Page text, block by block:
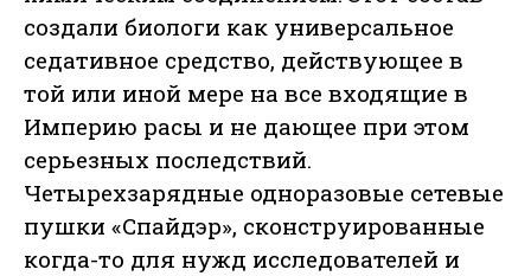
создали биологи как универсальное
седативное средство, действующее в
той или иной мере на все входящие в
Империю расы и не дающее при этом
серьезных последствий.
Четырехзарядные одноразовые сетевые
пушки «Спайдэр», сконструированные
когда-то для нужд исследователей и